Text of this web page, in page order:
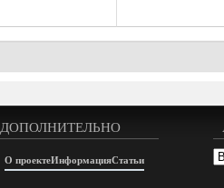
ДОПОЛНИТЕЛЬНО
О проектеИнформацияСтатьи